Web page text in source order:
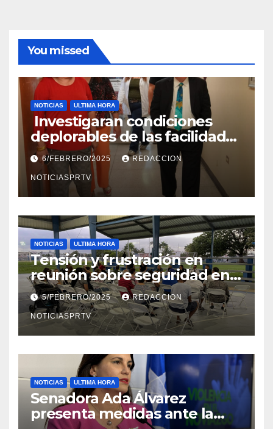
You missed
NOTICIAS ULTIMA HORA
Investigaran condiciones
deplorables de las facilidades
el Departamento de la Salud
en Mayagüez
6/FEBRERO/2025 REDACCION
NOTICIASPRTV
NOTICIAS ULTIMA HORA
Tensión y frustración en
reunión sobre seguridad en
Reparto Metropolitano
5/FEBRERO/2025 REDACCION
NOTICIASPRTV
NOTICIAS ULTIMA HORA
Senadora Ada Álvarez
presenta medidas ante la